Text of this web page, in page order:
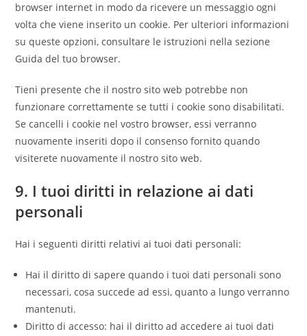
browser internet in modo da ricevere un messaggio ogni
volta che viene inserito un cookie. Per ulteriori informazioni
su queste opzioni, consultare le istruzioni nella sezione
Guida del tuo browser.
Tieni presente che il nostro sito web potrebbe non
funzionare correttamente se tutti i cookie sono disabilitati.
Se cancelli i cookie nel vostro browser, essi verranno
nuovamente inseriti dopo il consenso fornito quando
visiterete nuovamente il nostro sito web.
9. I tuoi diritti in relazione ai dati
personali
Hai i seguenti diritti relativi ai tuoi dati personali:
Hai il diritto di sapere quando i tuoi dati personali sono
necessari, cosa succede ad essi, quanto a lungo verranno
mantenuti.
Diritto di accesso: hai il diritto ad accedere ai tuoi dati